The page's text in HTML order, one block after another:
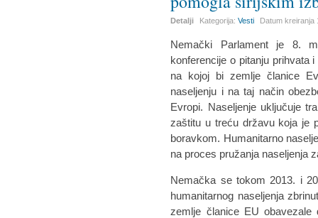
Detalji Kategorija:Vesti Datum kreiranja
Nemački Parlament je 8.
konferencije o pitanju prihvata
na kojoj bi zemlje članice
naseljenju i na taj način
Evropi. Naseljenje uključuje
zaštitu u treću državu koja je
boravkom. Humanitarno
na proces pružanja naseljenja
Nemačka se tokom 2013. i
humanitarnog naseljenja
zemlje članice EU